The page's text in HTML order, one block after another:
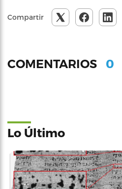
Compartir
COMENTARIOS 0
Lo Último